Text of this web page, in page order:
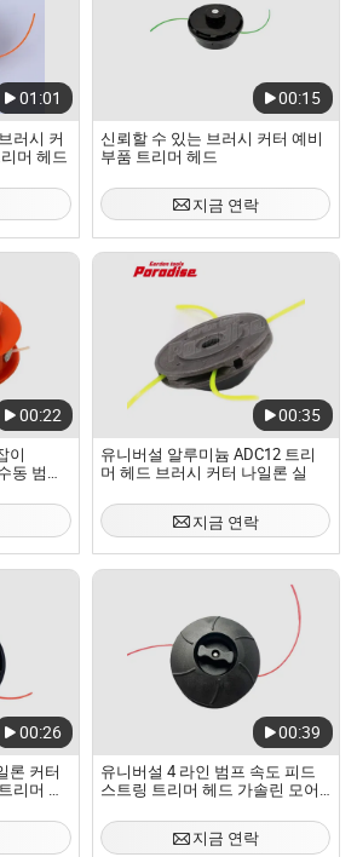
01:01
러시 커
머 헤드
00:15
신뢰할 수 있는 브러시 커터 예비
부품 트리머 헤드
지금 연락
00:22
이
동 범용
00:35
유니버설 알루미늄 ADC12 트리
머 헤드 브러시 커터 나일론 실
지금 연락
00:26
론 커터
리머 헤
00:39
유니버설 4 라인 범프 속도 피드
스트링 트리머 헤드 가솔린 모어
스레드 풀림 잔디 헤드 2.4mm 스
레드 10 * 1.25 트리머
지금 연락